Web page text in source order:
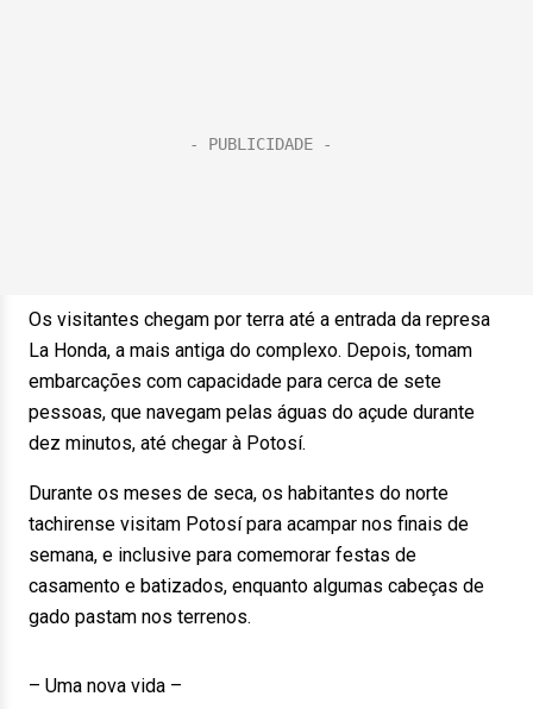
Os visitantes chegam por terra até a entrada da represa
La Honda, a mais antiga do complexo. Depois, tomam
embarcações com capacidade para cerca de sete
pessoas, que navegam pelas águas do açude durante
dez minutos, até chegar à Potosí.
Durante os meses de seca, os habitantes do norte
tachirense visitam Potosí para acampar nos finais de
semana, e inclusive para comemorar festas de
casamento e batizados, enquanto algumas cabeças de
gado pastam nos terrenos.
– Uma nova vida –